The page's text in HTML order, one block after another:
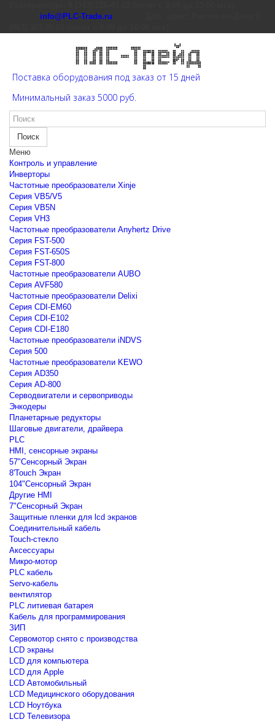
info@PLC-Trade.ru
Поставка оборудования под заказ от 15 дней
Минимальный заказ 5000 руб.
Поиск
Меню
Контроль и управление
Инверторы
Частотные преобразователи Xinje
Cерия VB5/V5
Cерия VB5N
Cерия VH3
Частотные преобразователи Anyhertz Drive
Серия FST-500
Серия FST-650S
Серия FST-800
Частотные преобразователи AUBO
Серия AVF580
Частотные преобразователи Delixi
Серия CDI-EM60
Серия CDI-E102
Серия CDI-E180
Частотные преобразователи iNDVS
Серия 500
Частотные преобразователи KEWO
Серия AD350
Серия AD-800
Серводвигатели и сервоприводы
Энкодеры
Планетарные редукторы
Шаговые двигатели, драйвера
PLC
HMI, сенсорные экраны
57"Сенсорный Экран
8'Touch Экран
104"Сенсорный Экран
Другие HMI
7"Сенсорный Экран
Защитные пленки для lcd экранов
Соединительный кабель
Touch-стекло
Аксессуары
Микро-мотор
PLC кабель
Servo-кабель
вентилятор
PLC литиевая батарея
Кабель для программирования
ЗИП
Сервомотор снято с производства
LCD экраны
LCD для компьютера
LCD для Apple
LCD Автомобильный
LCD Медицинского оборудования
LCD Ноутбука
LCD Телевизора